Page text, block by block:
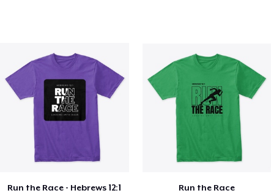
Run the Race - Hebrews 12:1 Run the Race